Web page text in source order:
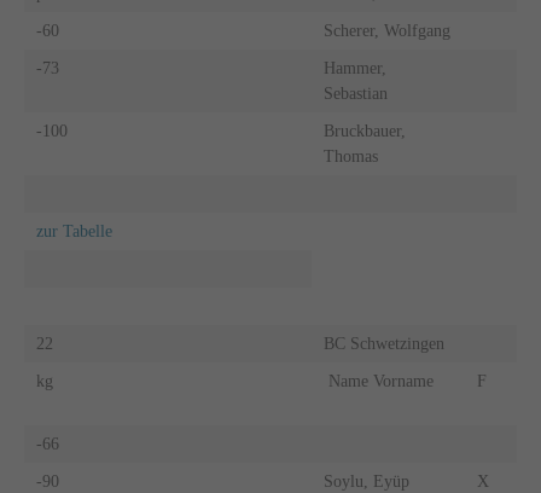
-60 Scherer, Wolfgang
-73
Hammer,
Sebastian
-100
Bruckbauer,
Thomas
zur Tabelle
22 BC Schwetzingen
kg Name Vorname F
-66
-90 Soylu, Eyüp X